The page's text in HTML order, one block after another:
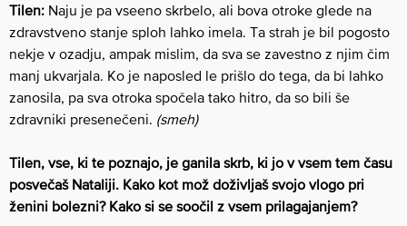
Tilen: Naju je pa vseeno skrbelo, ali bova otroke glede na
zdravstveno stanje sploh lahko imela. Ta strah je bil pogosto
nekje v ozadju, ampak mislim, da sva se zavestno z njim čim
manj ukvarjala. Ko je naposled le prišlo do tega, da bi lahko
zanosila, pa sva otroka spočela tako hitro, da so bili še
zdravniki presenečeni. (smeh)
Tilen, vse, ki te poznajo, je ganila skrb, ki jo v vsem tem času
posvečaš Nataliji. Kako kot mož doživljaš svojo vlogo pri
ženini bolezni? Kako si se soočil z vsem prilagajanjem?